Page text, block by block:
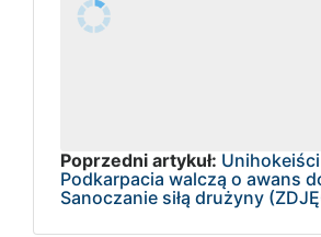
Poprzedni artykuł:
Podkarpacia walczą o awans
Sanoczanie siłą drużyny